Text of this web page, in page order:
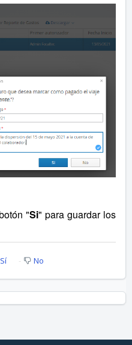
"Si" para guardar los
Sí No